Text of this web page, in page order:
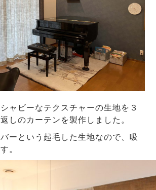
ャビーなテクスチャーの生地を３
しのカーテンを製作しました。
ーという起毛した生地なので、吸
。